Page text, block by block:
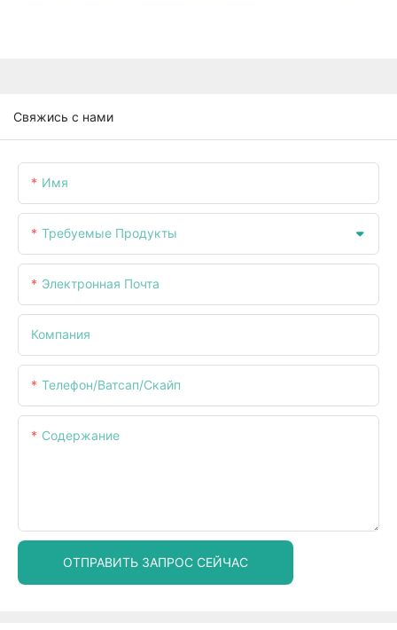
Свяжись с нами
Имя
Требуемые Продукты
Электронная Почта
Компания
Телефон/ватсап/скайп
Содержание
ОТПРАВИТЬ ЗАПРОС СЕЙЧАС